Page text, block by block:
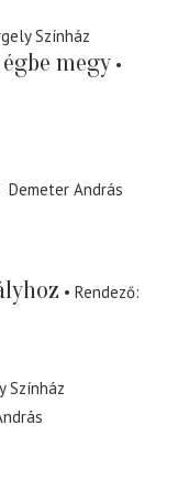
Színház
megy
Demeter András
Rendező
Színház